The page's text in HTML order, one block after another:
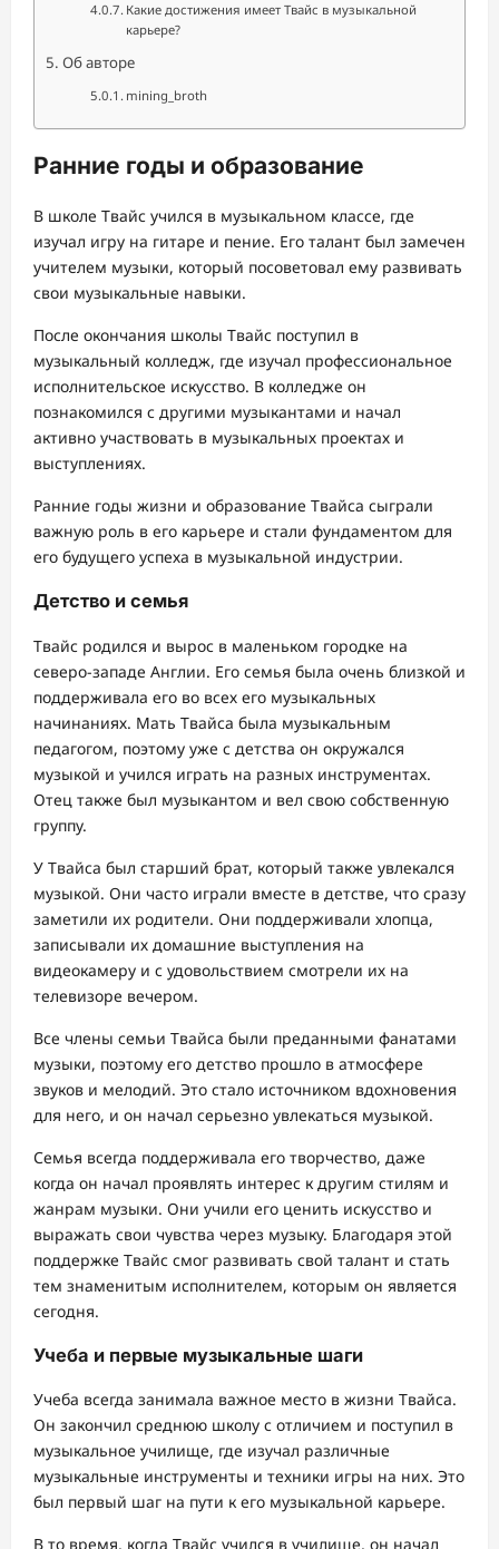
Какие достижения имеет Твайс в музыкальной
карьере?
Об авторе
mining_broth
Ранние годы и образование
В школе Твайс учился в музыкальном классе, где
изучал игру на гитаре и пение. Его талант был замечен
учителем музыки, который посоветовал ему развивать
свои музыкальные навыки.
После окончания школы Твайс поступил в
музыкальный колледж, где изучал профессиональное
исполнительское искусство. В колледже он
познакомился с другими музыкантами и начал
активно участвовать в музыкальных проектах и
выступлениях.
Ранние годы жизни и образование Твайса сыграли
важную роль в его карьере и стали фундаментом для
его будущего успеха в музыкальной индустрии.
Детство и семья
Твайс родился и вырос в маленьком городке на
северо-западе Англии. Его семья была очень близкой и
поддерживала его во всех его музыкальных
начинаниях. Мать Твайса была музыкальным
педагогом, поэтому уже с детства он окружался
музыкой и учился играть на разных инструментах.
Отец также был музыкантом и вел свою собственную
группу.
У Твайса был старший брат, который также увлекался
музыкой. Они часто играли вместе в детстве, что сразу
заметили их родители. Они поддерживали хлопца,
записывали их домашние выступления на
видеокамеру и с удовольствием смотрели их на
телевизоре вечером.
Все члены семьи Твайса были преданными фанатами
музыки, поэтому его детство прошло в атмосфере
звуков и мелодий. Это стало источником вдохновения
для него, и он начал серьезно увлекаться музыкой.
Семья всегда поддерживала его творчество, даже
когда он начал проявлять интерес к другим стилям и
жанрам музыки. Они учили его ценить искусство и
выражать свои чувства через музыку. Благодаря этой
поддержке Твайс смог развивать свой талант и стать
тем знаменитым исполнителем, которым он является
сегодня.
Учеба и первые музыкальные шаги
Учеба всегда занимала важное место в жизни Твайса.
Он закончил среднюю школу с отличием и поступил в
музыкальное училище, где изучал различные
музыкальные инструменты и техники игры на них. Это
был первый шаг на пути к его музыкальной карьере.
В то время, когда Твайс учился в училище, он начал